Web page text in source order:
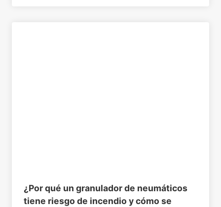
¿Por qué un granulador de neumáticos
tiene riesgo de incendio y cómo se